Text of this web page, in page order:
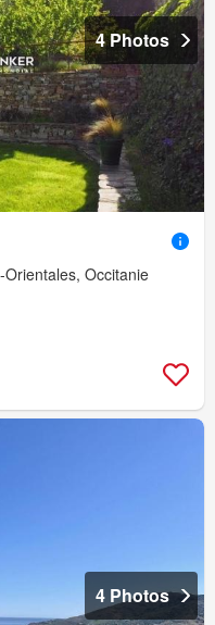
4 Photos
Occitanie
4 Photos